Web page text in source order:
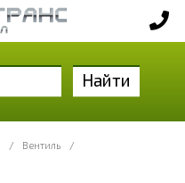
Найти
/ Вентиль
/